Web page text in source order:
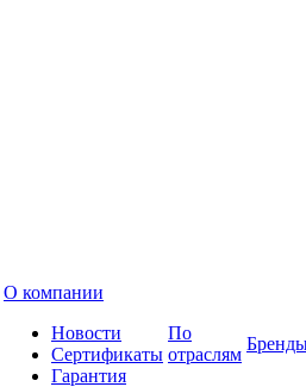
О компании
Новости
Сертификаты
Гарантия
По
отраслям